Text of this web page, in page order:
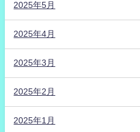
2025年5月
2025年4月
2025年3月
2025年2月
2025年1月